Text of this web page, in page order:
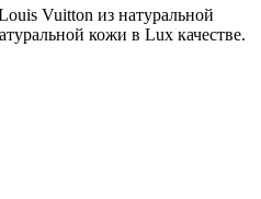
Vuitton из натуральной
кожи в Lux качестве.